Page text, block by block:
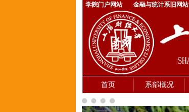
学院门户网站 金融与统计系旧网站
首页 系部概况